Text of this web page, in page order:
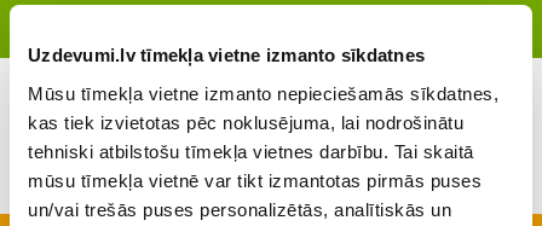
Uzdevumi.lv tīmekļa vietne izmanto sīkdatnes
Mūsu tīmekļa vietne izmanto nepieciešamās sīkdatnes,
kas tiek izvietotas pēc noklusējuma, lai nodrošinātu
tehniski atbilstošu tīmekļa vietnes darbību. Tai skaitā
mūsu tīmekļa vietnē var tikt izmantotas pirmās puses
un/vai trešās puses personalizētās, analītiskās un
Šajā skolā šobrīd nav reģistrējies neviens skolotājs